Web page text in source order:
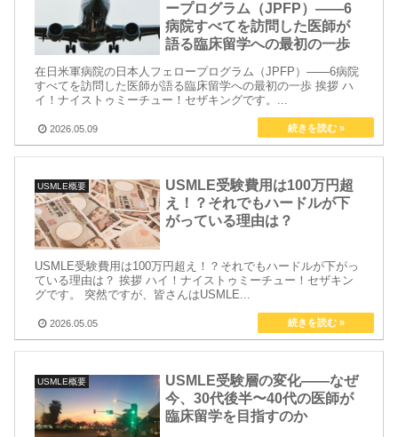
ープログラム（JPFP）——6
病院すべてを訪問した医師が
語る臨床留学への最初の一歩
在日米軍病院の日本人フェロープログラム（JPFP）——6病院
すべてを訪問した医師が語る臨床留学への最初の一歩 挨拶 ハ
イ！ナイストゥミーチュー！セザキングです。...
2026.05.09
USMLE概要
USMLE受験費用は100万円超
え！？それでもハードルが下
がっている理由は？
USMLE受験費用は100万円超え！？それでもハードルが下がっ
ている理由は？ 挨拶 ハイ！ナイストゥミーチュー！セザキン
グです。 突然ですが、皆さんはUSMLE...
2026.05.05
USMLE概要
USMLE受験層の変化——なぜ
今、30代後半〜40代の医師が
臨床留学を目指すのか